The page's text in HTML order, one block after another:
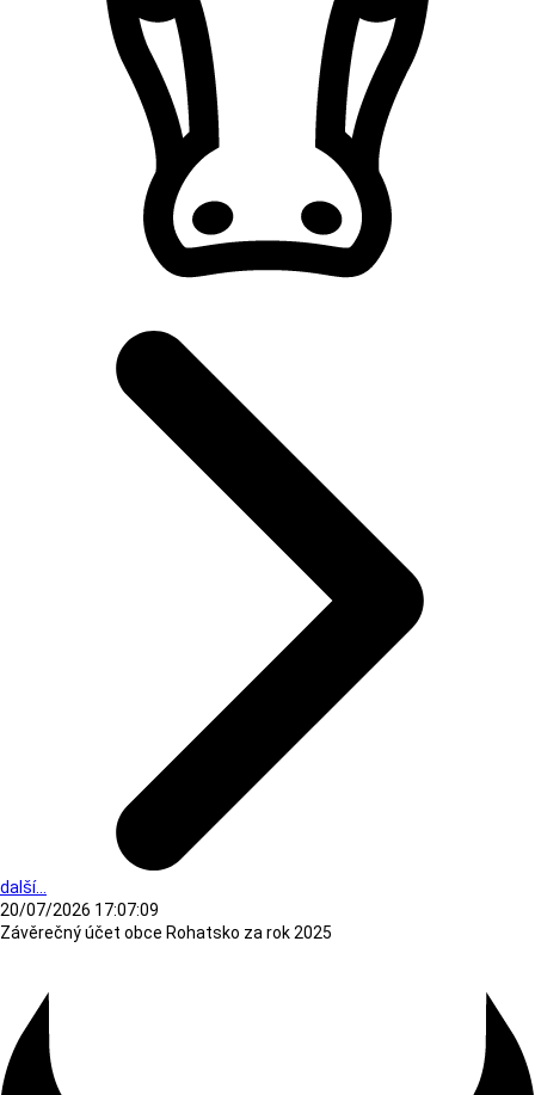
další...
20/07/2026 17:07:09
Závěrečný účet obce Rohatsko za rok 2025